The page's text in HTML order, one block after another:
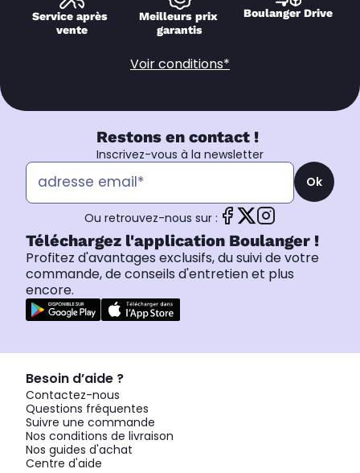
Service après
vente
Meilleurs prix
garantis
Boulanger Drive
Voir conditions*
Restons en contact !
Inscrivez-vous à la newsletter
Ok
Ou retrouvez-nous sur :
Téléchargez l'application Boulanger !
Profitez d'avantages exclusifs, du suivi de votre
commande, de conseils d'entretien et plus
encore.
Besoin d’aide ?
Contactez-nous
Questions fréquentes
Suivre une commande
Nos conditions de livraison
Nos guides d'achat
Centre d'aide